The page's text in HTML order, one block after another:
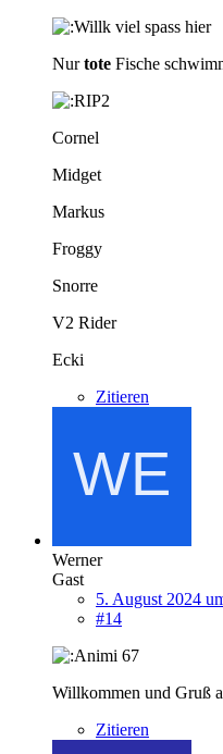
viel spass hier
Nurtote Fische
Cornel
Midget
Markus
Froggy
Snorre
V2 Rider
Ecki
Zitieren
Werner
Gast
5. August 2024
#14
Willkommen und Gruß
Zitieren